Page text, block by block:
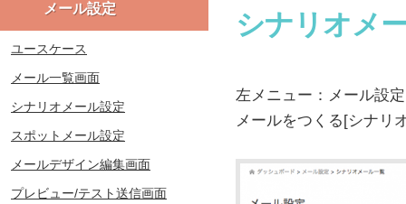
シナリオメ
左メニュー：メール設
メールをつくる[シナリ
メール設定
ユースケース
メール一覧画面
シナリオメール設定
スポットメール設定
メールデザイン編集画面
プレビュー/テスト送信画面